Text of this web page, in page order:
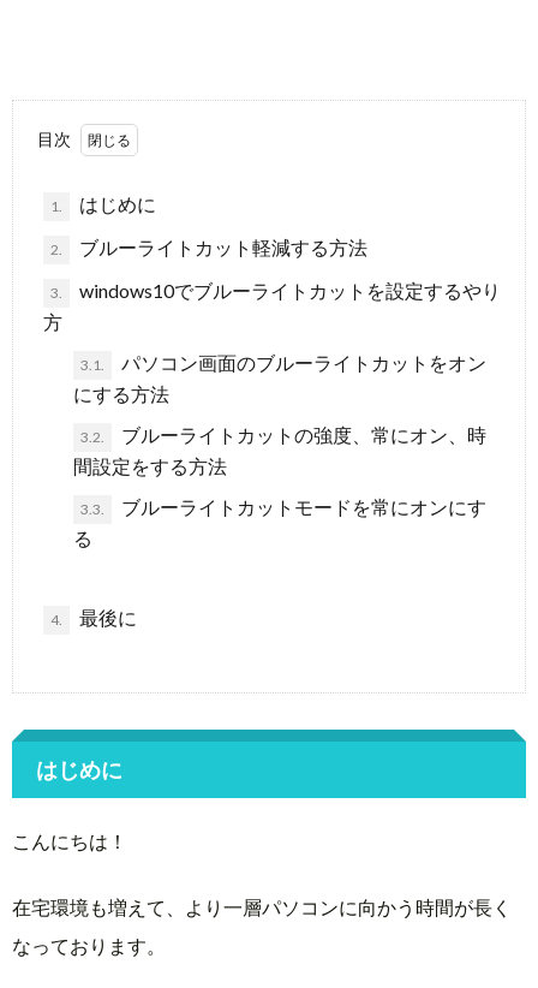
目次
1. はじめに
2. ブルーライトカット軽減する方法
3.
windows10でブルーライトカットを設定するやり
方
3.1.
パソコン画面のブルーライトカットをオン
にする方法
3.2.
ブルーライトカットの強度、常にオン、時
間設定をする方法
3.3.
ブルーライトカットモードを常にオンにす
る
4. 最後に
はじめに
こんにちは！
在宅環境も増えて、より一層パソコンに向かう時間が長く
なっております。